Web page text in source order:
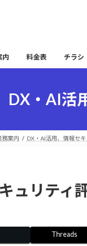
内 料金表 チラシ
DX・AI活
務案内 DX・AI活用、情報セキ
ュリティ
Threads